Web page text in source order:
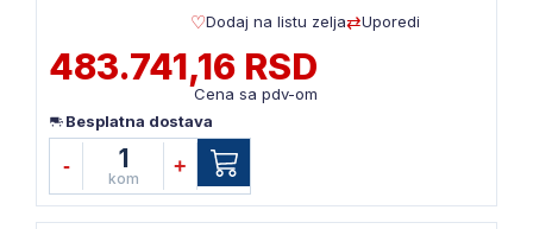
Dodaj na listu zelja
Uporedi
483.741,16 RSD
Cena sa pdv-om
Besplatna dostava
- 1
kom
+